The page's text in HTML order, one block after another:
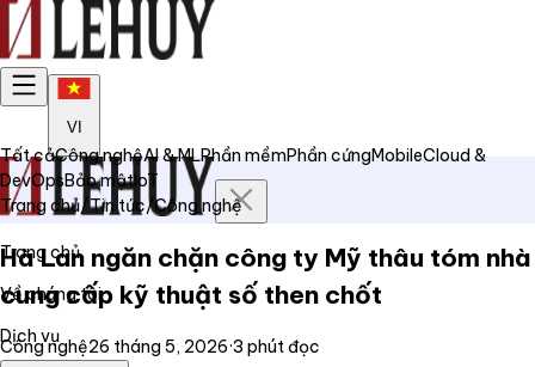
VI
Trang chủ
Về chúng tôi
Dịch vụ
Tất cảCông nghệAI & MLPhần mềmPhần cứngMobileCloud &
DevOpsBảo mậtIoT
Trang chủ/Tin tức/Công nghệ
Hà Lan ngăn chặn công ty Mỹ thâu tóm nhà
cung cấp kỹ thuật số then chốt
Công nghệ26 tháng 5, 2026·3 phút đọc